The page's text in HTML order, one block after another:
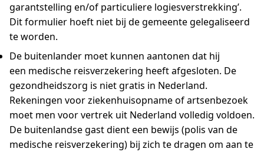
garantstelling en/of particuliere logiesverstrekking’.
Dit formulier hoeft niet bij de gemeente gelegaliseerd
te worden.
De buitenlander moet kunnen aantonen dat hij
een medische reisverzekering heeft afgesloten. De
gezondheidszorg is niet gratis in Nederland.
Rekeningen voor ziekenhuisopname of artsenbezoek
moet men voor vertrek uit Nederland volledig voldoen.
De buitenlandse gast dient een bewijs (polis van de
medische reisverzekering) bij zich te dragen om aan te